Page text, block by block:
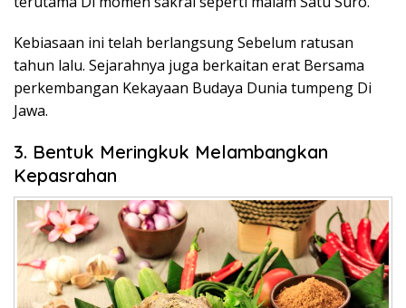
Kebiasaan ini telah berlangsung Sebelum ratusan
tahun lalu. Sejarahnya juga berkaitan erat Bersama
perkembangan Kekayaan Budaya Dunia tumpeng Di
Jawa.
3. Bentuk Meringkuk Melambangkan
Kepasrahan